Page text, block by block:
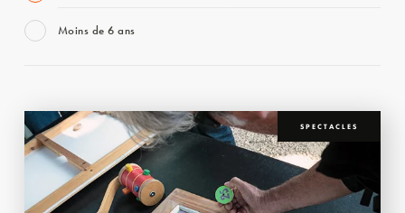
Moins de 6 ans
SPECTACLES